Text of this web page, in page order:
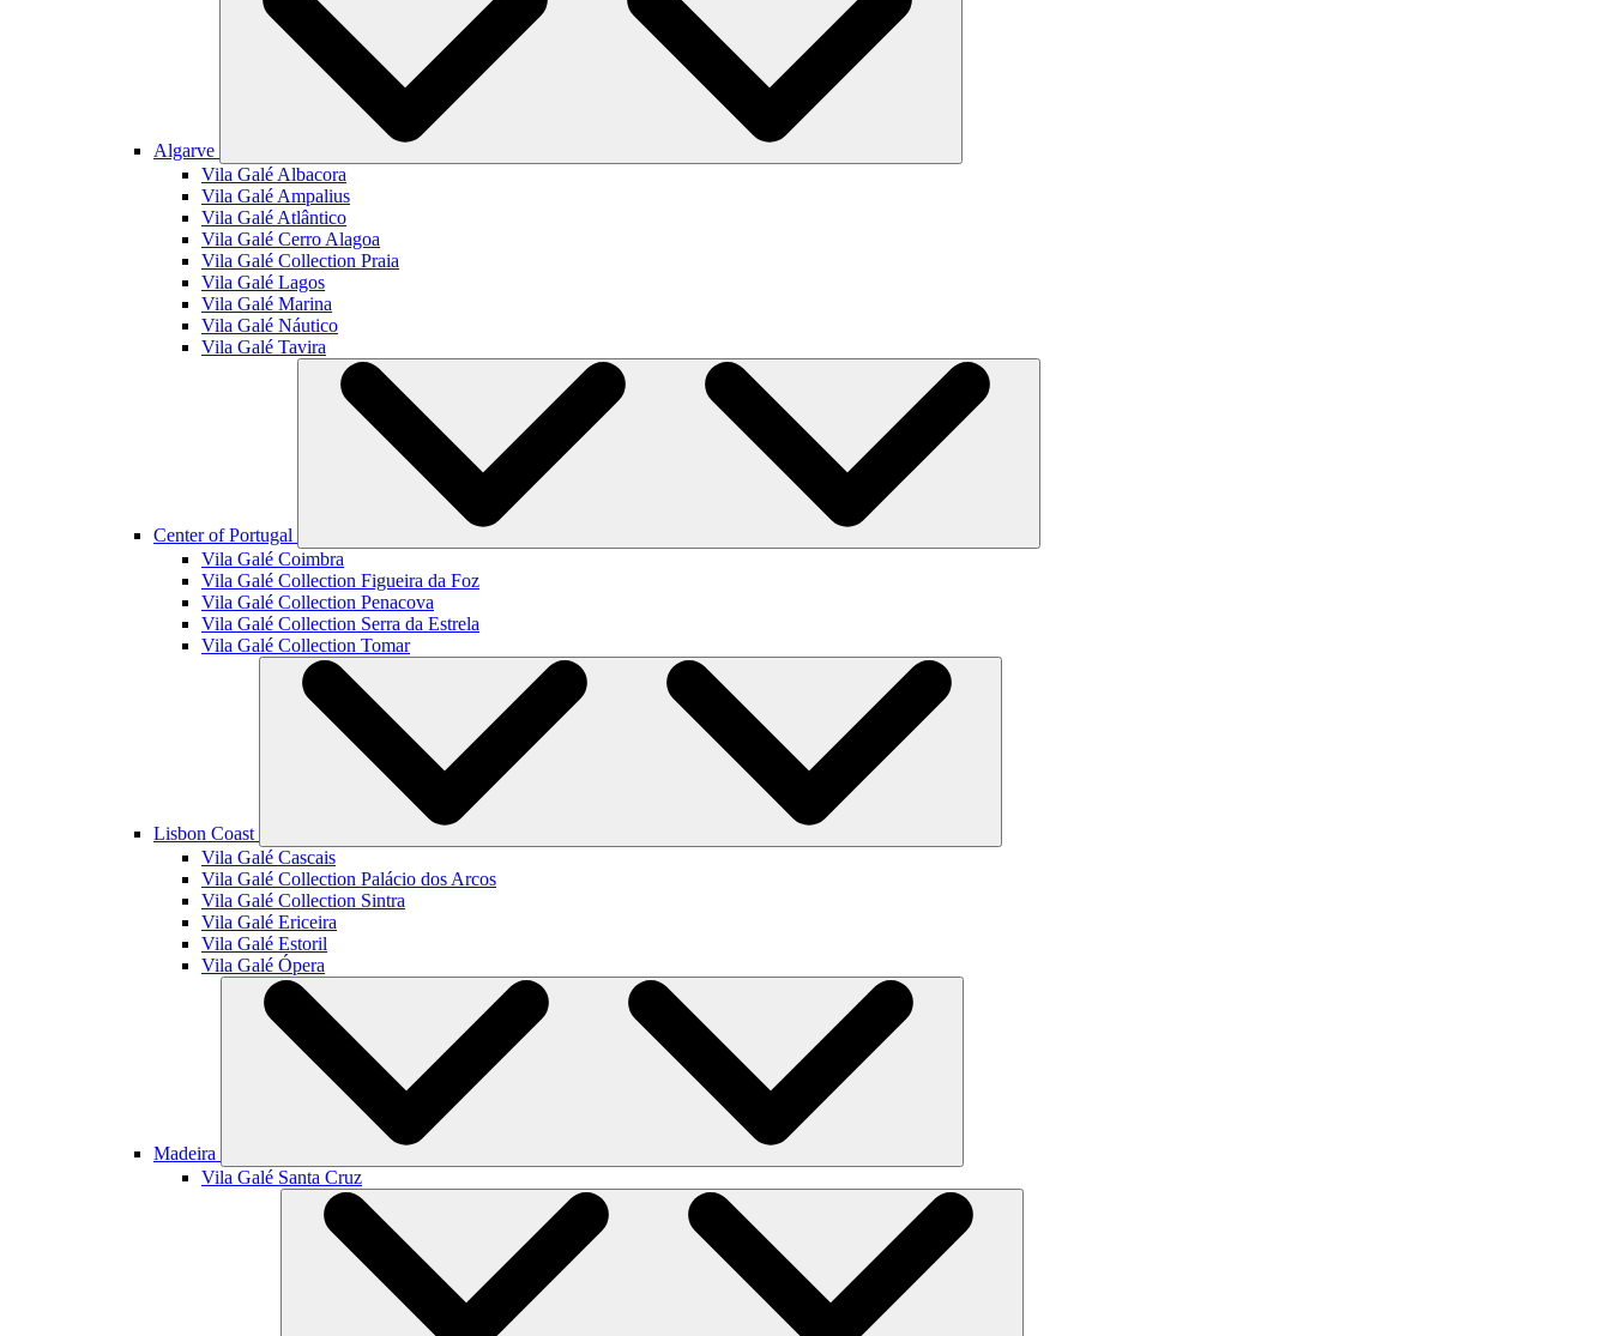
Algarve
Vila Galé Albacora
Vila Galé Ampalius
Vila Galé Atlântico
Vila Galé Cerro Alagoa
Vila Galé Collection Praia
Vila Galé Lagos
Vila Galé Marina
Vila Galé Náutico
Vila Galé Tavira
Center of Portugal
Vila Galé Coimbra
Vila Galé Collection Figueira da Foz
Vila Galé Collection Penacova
Vila Galé Collection Serra da Estrela
Vila Galé Collection Tomar
Lisbon Coast
Vila Galé Cascais
Vila Galé Collection Palácio dos Arcos
Vila Galé Collection Sintra
Vila Galé Ericeira
Vila Galé Estoril
Vila Galé Ópera
Madeira
Vila Galé Santa Cruz